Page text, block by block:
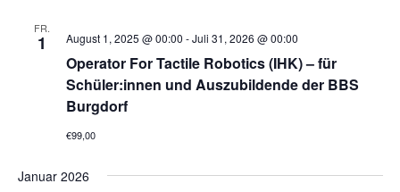
o
b
e
n
FR.
1
Operator For Tactile Robotics (IHK) – für
Schüler:innen und Auszubildende der BBS
Burgdorf
August 1, 2025 @ 00:00 -Juli 31, 2026 @ 00:00
€99,00
Januar 2026